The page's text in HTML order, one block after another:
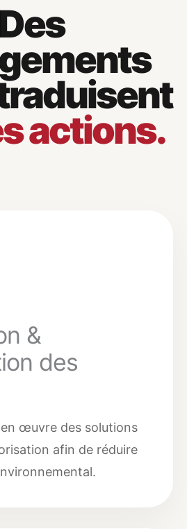
Des
actions.
&
des
œuvre des solutions
afin de réduire